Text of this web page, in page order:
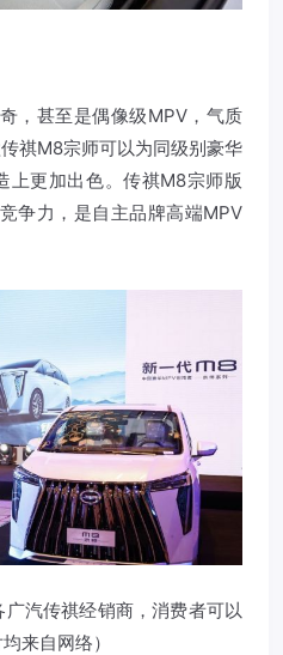
，甚至是偶像级MPV，气质
祺M8宗师可以为同级别豪华
上更加出色。传祺M8宗师版
争力，是自主品牌高端MPV
广汽传祺经销商，消费者可以
来自网络）